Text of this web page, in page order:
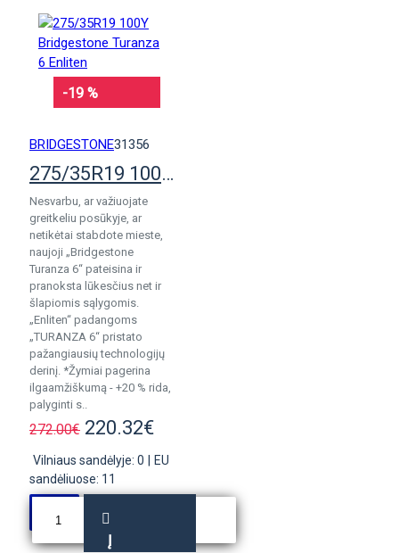
-19 %
BRIDGESTONE31356
275/35R19 100Y Bridgestone Turanza 6 Enliten
Nesvarbu, ar važiuojate
greitkeliu posūkyje, ar
netikėtai stabdote mieste,
naujoji „Bridgestone
Turanza 6“ pateisina ir
pranoksta lūkesčius net ir
šlapiomis sąlygomis.
„Enliten“ padangoms
„TURANZA 6“ pristato
pažangiausių technologijų
derinį. *Žymiai pagerina
ilgaamžiškumą - +20 % rida,
palyginti s..
272.00€ 220.32€
Vilniaus sandėlyje: 0
EU
sandėliuose: 11
Į